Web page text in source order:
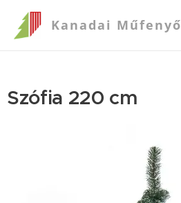
Kanadai Műfenyő
Szófia 220 cm